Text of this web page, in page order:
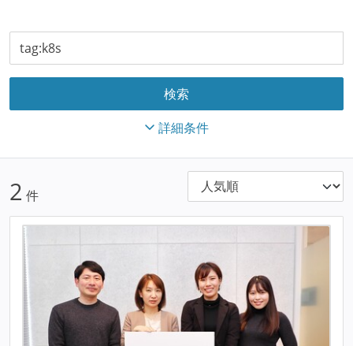
詳細条件
2 件